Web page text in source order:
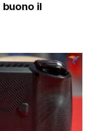
buono il